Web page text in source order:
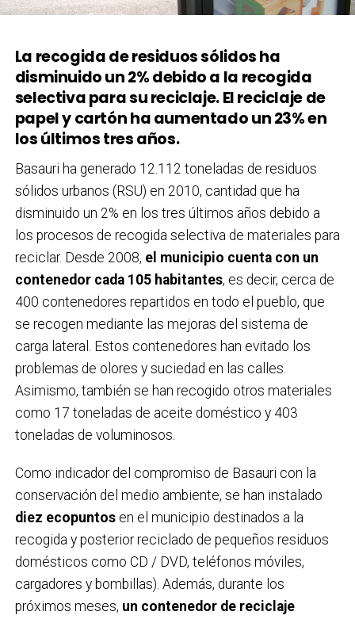
La recogida de residuos sólidos ha
disminuido un 2% debido a la recogida
selectiva para su reciclaje. El reciclaje de
papel y cartón ha aumentado un 23% en
los últimos tres años.
Basauri ha generado 12.112 toneladas de residuos
sólidos urbanos (RSU) en 2010, cantidad que ha
disminuido un 2% en los tres últimos años debido a
los procesos de recogida selectiva de materiales para
reciclar. Desde 2008, el municipio cuenta con un
contenedor cada 105 habitantes, es decir, cerca de
400 contenedores repartidos en todo el pueblo, que
se recogen mediante las mejoras del sistema de
carga lateral. Estos contenedores han evitado los
problemas de olores y suciedad en las calles.
Asimismo, también se han recogido otros materiales
como 17 toneladas de aceite doméstico y 403
toneladas de voluminosos.
Como indicador del compromiso de Basauri con la
conservación del medio ambiente, se han instalado
diez ecopuntosen el municipio destinados a la
recogida y posterior reciclado de pequeños residuos
domésticos como CD / DVD, teléfonos móviles,
cargadores y bombillas). Además, durante los
próximos meses, un contenedor de reciclaje